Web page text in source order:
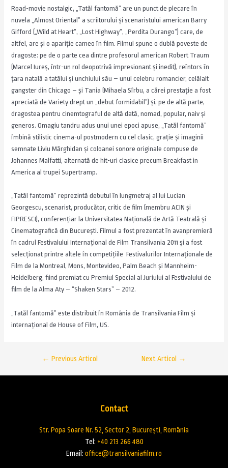
Road-movie nostalgic, „Tatăl fantomă” are un punct de plecare în
nuvela „Almost Oriental” a scriitorului şi scenaristului american Barry
Gifford („Wild at Heart”, „Lost Highway”, „Perdita Durango”) care, de
altfel, are și o apariție cameo în film. Filmul spune o dublă poveste de
dragoste: pe de o parte cea dintre profesorul american Robert Traum
(Marcel Iureș, într-un rol deopotrivă impresionant și inedit), reîntors în
țara natală a tatălui și unchiului său – unul celebru romancier, celălalt
gangster din Chicago – și Tania (Mihaela Sîrbu, a cărei prestație a fost
apreciată de Variety drept un „debut formidabil”) și, pe de altă parte,
dragostea pentru cinemtograful de altă dată, nomad, popular, naiv și
generos. Omagiu tandru adus unui unei epoci apuse, „Tatăl fantomă”
îmbină stilistic cinema-ul postmodern cu cel clasic, grație și imaginii
semnate Liviu Mărghidan și coloanei sonore originale compuse de
Johannes Malfatti, alternată de hit-uri clasice precum Breakfast in
America al trupei Supertramp.
„Tatăl fantomă” reprezintă debutul în lungmetraj al lui Lucian
Georgescu, scenarist, producător, critic de film (membru ACIN şi
FIPRESCI), conferențiar la Universitatea Națională de Artă Teatrală și
Cinematografică din București. Filmul a fost prezentat în avanpremieră
în cadrul Festivalului Internațional de Film Transilvania 2011 şi a fost
selecționat printre altele în competițiile Festivalurilor Internaționale de
Film de la Montreal, Mons, Montevideo, Palm Beach și Mannheim-
Heidelberg, fiind premiat cu Premiul Special al Juriului al Festivalului de
film de la Alma Aty – “Shaken Stars” – 2012.
„Tatăl fantomă” este distribuit în România de Transilvania Film și
internațional de House of Film, US.
← Previous Articol Next Articol →
Contact
Str. Popa Soare Nr. 52, Sector 2, București, România
Tel: +40 213 266 480
Email: office@transilvaniafilm.ro